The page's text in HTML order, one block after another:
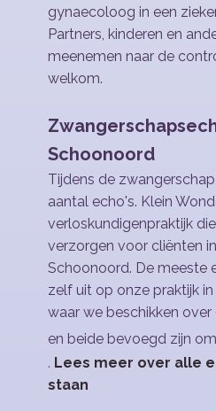
gynaecoloog in een
Partners, kinderen en
meenemen naar de
welkom.
Schoonoord
Tijdens de
aantal echo's. Klein
verloskundigenpraktijk
verzorgen voor cliënten
Schoonoord. De meeste
zelf uit op onze praktijk
waar we beschikken
en beide bevoegd zijn
. Lees meer over alle
staan